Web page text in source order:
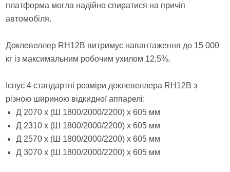
платформа могла надійно спиратися на причіп
автомобіля.
Доклевеллер RH12B витримує навантаження до 15 000
кг із максимальним робочим ухилом 12,5%.
Існує 4 стандартні розміри доклевеллера RH12B з
різною шириною відкидної аппарелі:
Д 2070 х (Ш 1800/2000/2200) х 605 мм
Д 2310 х (Ш 1800/2000/2200) х 605 мм
Д 2570 х (Ш 1800/2000/2200) х 605 мм
Д 3070 х (Ш 1800/2000/2200) х 605 мм